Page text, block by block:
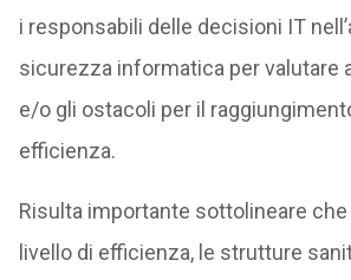
i responsabili delle decisioni IT
sicurezza informatica per valutare
e/o gli ostacoli per il
efficienza.
Risulta importante sottolineare che
livello di efficienza, le strutture